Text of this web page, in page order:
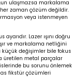
ulaşmazsa markalama
zaman çözüm değildir.
veya istenmeyen
Lazer ışını doğru
ve markalama netliğini
değişimler bile fokus
üretilen metal parçalar
bu sorunu önlemek
fikstür çözümleri